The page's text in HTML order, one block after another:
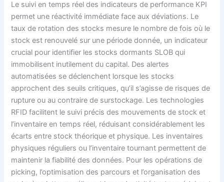
Le suivi en temps réel des indicateurs de performance KPI
permet une réactivité immédiate face aux déviations. Le
taux de rotation des stocks mesure le nombre de fois où le
stock est renouvelé sur une période donnée, un indicateur
crucial pour identifier les stocks dormants SLOB qui
immobilisent inutilement du capital. Des alertes
automatisées se déclenchent lorsque les stocks
approchent des seuils critiques, qu’il s’agisse de risques de
rupture ou au contraire de surstockage. Les technologies
RFID facilitent le suivi précis des mouvements de stock et
l’inventaire en temps réel, réduisant considérablement les
écarts entre stock théorique et physique. Les inventaires
physiques réguliers ou l’inventaire tournant permettent de
maintenir la fiabilité des données. Pour les opérations de
picking, l’optimisation des parcours et l’organisation des